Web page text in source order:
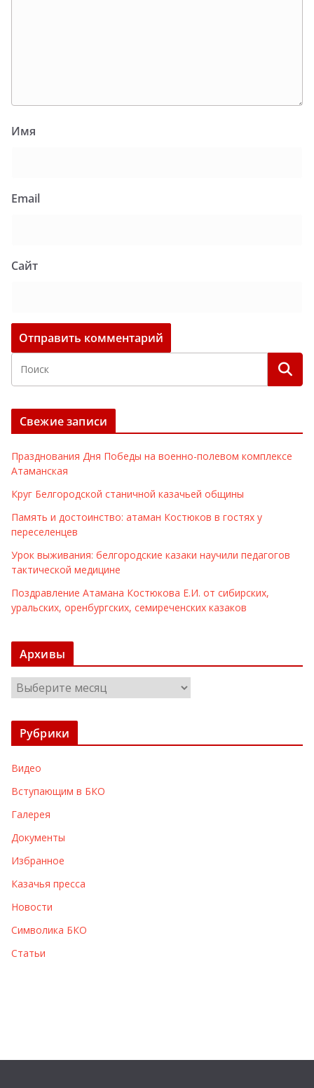
Имя
Email
Сайт
Свежие записи
Празднования Дня Победы на военно-полевом комплексе
Атаманская
Круг Белгородской станичной казачьей общины
Память и достоинство: атаман Костюков в гостях у
переселенцев
Урок выживания: белгородские казаки научили педагогов
тактической медицине
Поздравление Атамана Костюкова Е.И. от сибирских,
уральских, оренбургских, семиреченских казаков
Архивы
х
ы
Рубрики
Видео
Вступающим в БКО
Галерея
Документы
Избранное
Казачья пресса
Новости
Символика БКО
Статьи